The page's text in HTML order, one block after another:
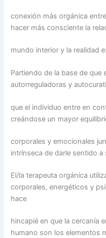
conexión más orgánica
hacer más consciente la
mundo interior y la realidad
Partiendo de la base de que
autorreguladoras y
que el individuo entre en
creándose un mayor
corporales y emocionales
intrínseca de darle sentido a
El/la terapeuta orgánica
corporales, energéticos y
hace
hincapié en que la cercanía
humano son los elementos